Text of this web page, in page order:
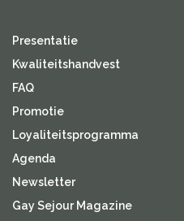
Presentatie
Kwaliteitshandvest
FAQ
Promotie
Loyaliteitsprogramma
Agenda
Newsletter
Gay Sejour Magazine